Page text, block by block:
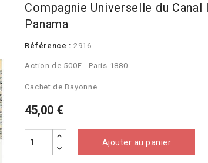
Compagnie Universelle du
Panama
Référence : 2916
Action de 500F - Paris 1880
Cachet de Bayonne
45,00 €
Ajouter au panier